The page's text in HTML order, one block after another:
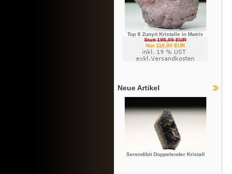
Top 8 Zunyit Kristalle in Matrix
Statt 195,00 EUR
Nur 110,00 EUR
Neue Artikel
Serendibit Doppelender Kristall